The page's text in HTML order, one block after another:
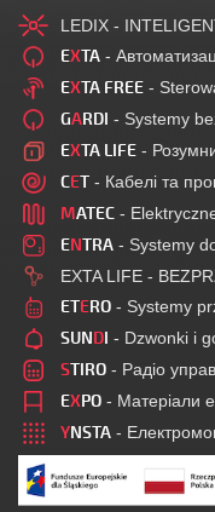
LEDIX -
EXTA -
EXTA FREE -
GARDI - Systemy
EXTA LIFE -
CET - Кабелі та
MATEC -
ENTRA - Systemy
EXTA LIFE -
ETERO - Systemy
SUNDI - Dzwonki i
STIRO - Радіо
EXPO - Матеріали
YNSTA -